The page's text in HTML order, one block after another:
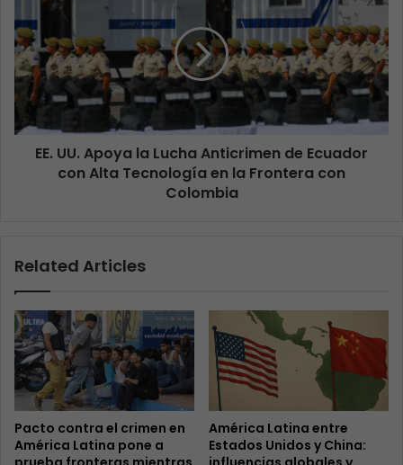
EE. UU. Apoya la Lucha Anticrimen de Ecuador
con Alta Tecnología en la Frontera con
Colombia
Related Articles
Pacto contra el crimen en
América Latina pone a
América Latina entre
Estados Unidos y China: